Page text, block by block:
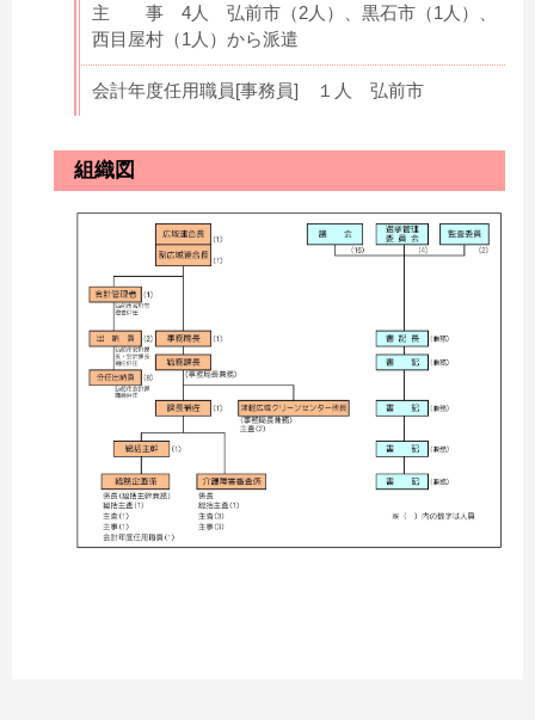
主 事 4人 弘前市（2人）、黒石市（1人）、
西目屋村（1人）から派遣
会計年度任用職員[事務員] １人 弘前市
組織図